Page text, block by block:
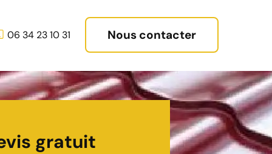
06 34 23 10 31 Nous contacter
gratuit